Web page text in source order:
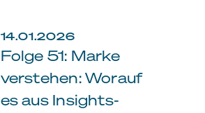
14.01.2026
Folge 51: Marke
verstehen: Worauf
es aus Insights-